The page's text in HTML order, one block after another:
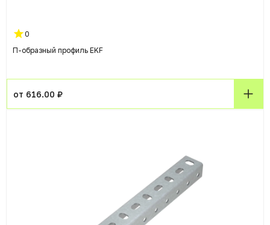
0
П-образный профиль EKF
от 616.00 ₽